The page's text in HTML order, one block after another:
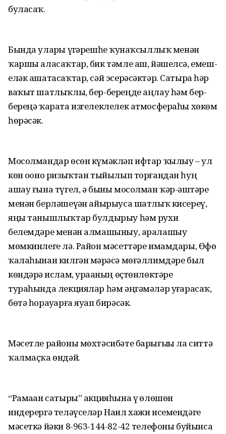
буласаҡ.
Бында уларҙы үҙгәрешһеҙ ҡунаҡсыллыҡ менән
ҡаршы аласаҡтар, бик тәмле аш, йәшелсә, емеш-
еләк ашатасаҡтар, сәй эсерәсәктәр. Сатырҙа һәр
ваҡыт шатлыҡлы, бер-береңде аңлау һәм бер-
береңә ҡарата изгелеклелек атмосфераһы хөкөм
һөрәсәк.
Мосолмандар өсөн күмәкләп ифтар ҡылыу – ул
көн оҙоно ризыҡтан тыйылып торғандан һуң
ашау ғына түгел, ә быны мосолман ҡәр-ҙәштәре
менән берләшеүҙән айырыуса шатлыҡ кисереү,
яңы танышлыҡтар булдырыу һәм рухи
белемдәре менән алмашыныу, аралашыу
мөмкинлеге лә. Район мәсеттәре имамдары, Өфө
ҡалаһынан килгән мәҙрәсә мөғәллимдәре был
көндәрҙә ислам, ураҙаның өҫтөнлөктәре
тураһында лекциялар һәм әңгәмәләр уҙғарасаҡ,
бөтә һорауҙарға яуап бирәсәк.
Мәсетле районы мөхтәсибәте барығыҙҙы ла ситтә
ҡалмаҫҡа өндәй.
“Рамаҙан сатыры” акцияһына үҙ өлөшөн
индерергә теләүселәр Наил хажи исемендәге
мәсеткә йәки 8-963-144-82-42 телефоны буйынса